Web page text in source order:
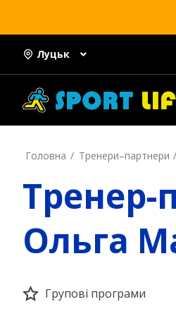
Луцьк
Головна Тренери–партнери
Тренер-
Ольга
Групові програми